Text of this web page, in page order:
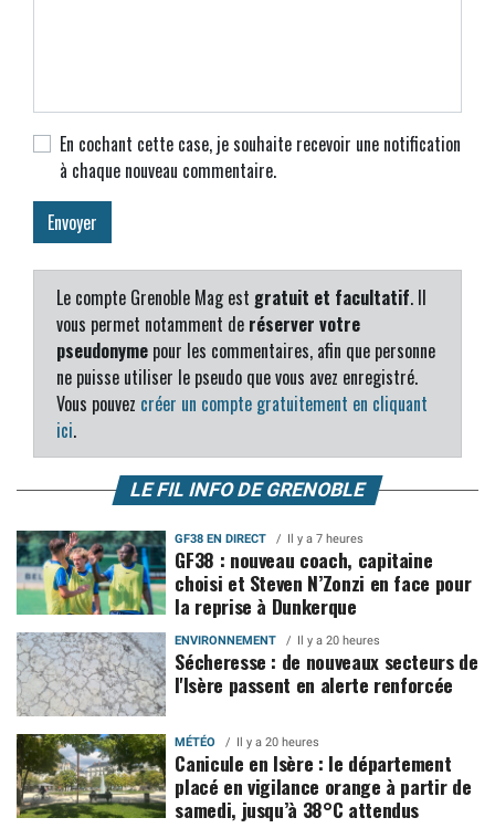
En cochant cette case, je souhaite recevoir une notification
à chaque nouveau commentaire.
Le compte Grenoble Mag est gratuit et facultatif. Il
vous permet notamment de réserver votre
pseudonyme pour les commentaires, afin que personne
ne puisse utiliser le pseudo que vous avez enregistré.
Vous pouvez créer un compte gratuitement en cliquant
ici.
LE FIL INFO DE GRENOBLE
GF38 EN DIRECT Il y a 7 heures
GF38 : nouveau coach, capitaine
choisi et Steven N’Zonzi en face pour
la reprise à Dunkerque
ENVIRONNEMENT Il y a 20 heures
Sécheresse : de nouveaux secteurs de
l'Isère passent en alerte renforcée
MÉTÉO Il y a 20 heures
Canicule en Isère : le département
placé en vigilance orange à partir de
samedi, jusqu’à 38°C attendus